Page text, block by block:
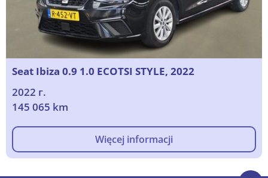
Seat Ibiza 0.9 1.0 ECOTSI STYLE, 2022
2022 г.
145 065 km
Więcej informacji